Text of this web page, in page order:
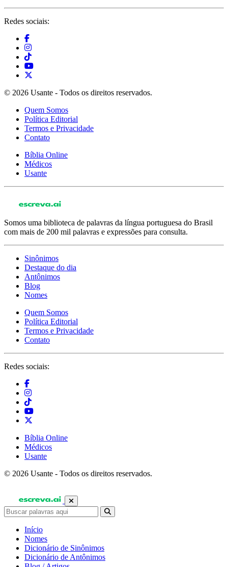
Redes sociais:
© 2026 Usante - Todos os direitos reservados.
Quem Somos
Política Editorial
Termos e Privacidade
Contato
Bíblia Online
Médicos
Usante
Somos uma biblioteca de palavras da língua portuguesa do Brasil
com mais de 200 mil palavras e expressões para consulta.
Sinônimos
Destaque do dia
Antônimos
Blog
Nomes
Quem Somos
Política Editorial
Termos e Privacidade
Contato
Redes sociais:
Bíblia Online
Médicos
Usante
© 2026 Usante - Todos os direitos reservados.
Início
Nomes
Dicionário de Sinônimos
Dicionário de Antônimos